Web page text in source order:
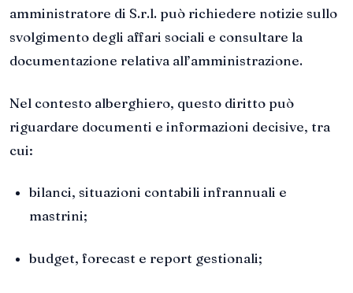
amministratore di S.r.l. può richiedere notizie sullo
svolgimento degli affari sociali e consultare la
documentazione relativa all’amministrazione.
Nel contesto alberghiero, questo diritto può
riguardare documenti e informazioni decisive, tra
cui:
bilanci, situazioni contabili infrannuali e
mastrini;
budget, forecast e report gestionali;